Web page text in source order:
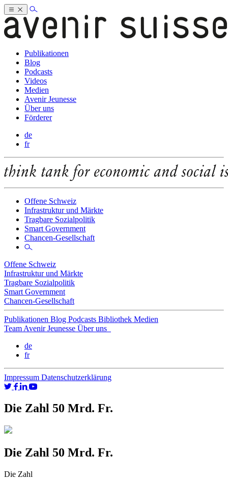
Publikationen
Blog
Podcasts
Videos
Medien
Avenir Jeunesse
Über uns
Förderer
de
fr
Offene Schweiz
Infrastruktur und Märkte
Tragbare Sozialpolitik
Smart Government
Chancen-Gesellschaft
Offene Schweiz
Infrastruktur und Märkte
Tragbare Sozialpolitik
Smart Government
Chancen-Gesellschaft
Publikationen Blog Podcasts Bibliothek Medien
Team Avenir Jeunesse Über uns
de
fr
Impressum Datenschutzerklärung
Die Zahl 50 Mrd. Fr.
Die Zahl 50 Mrd. Fr.
Die Zahl